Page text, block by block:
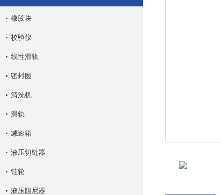
橡胶块
校验仪
线性滑轨
密封圈
清洗机
滑轨
减速箱
液压切链器
链轮
液压阻尼器